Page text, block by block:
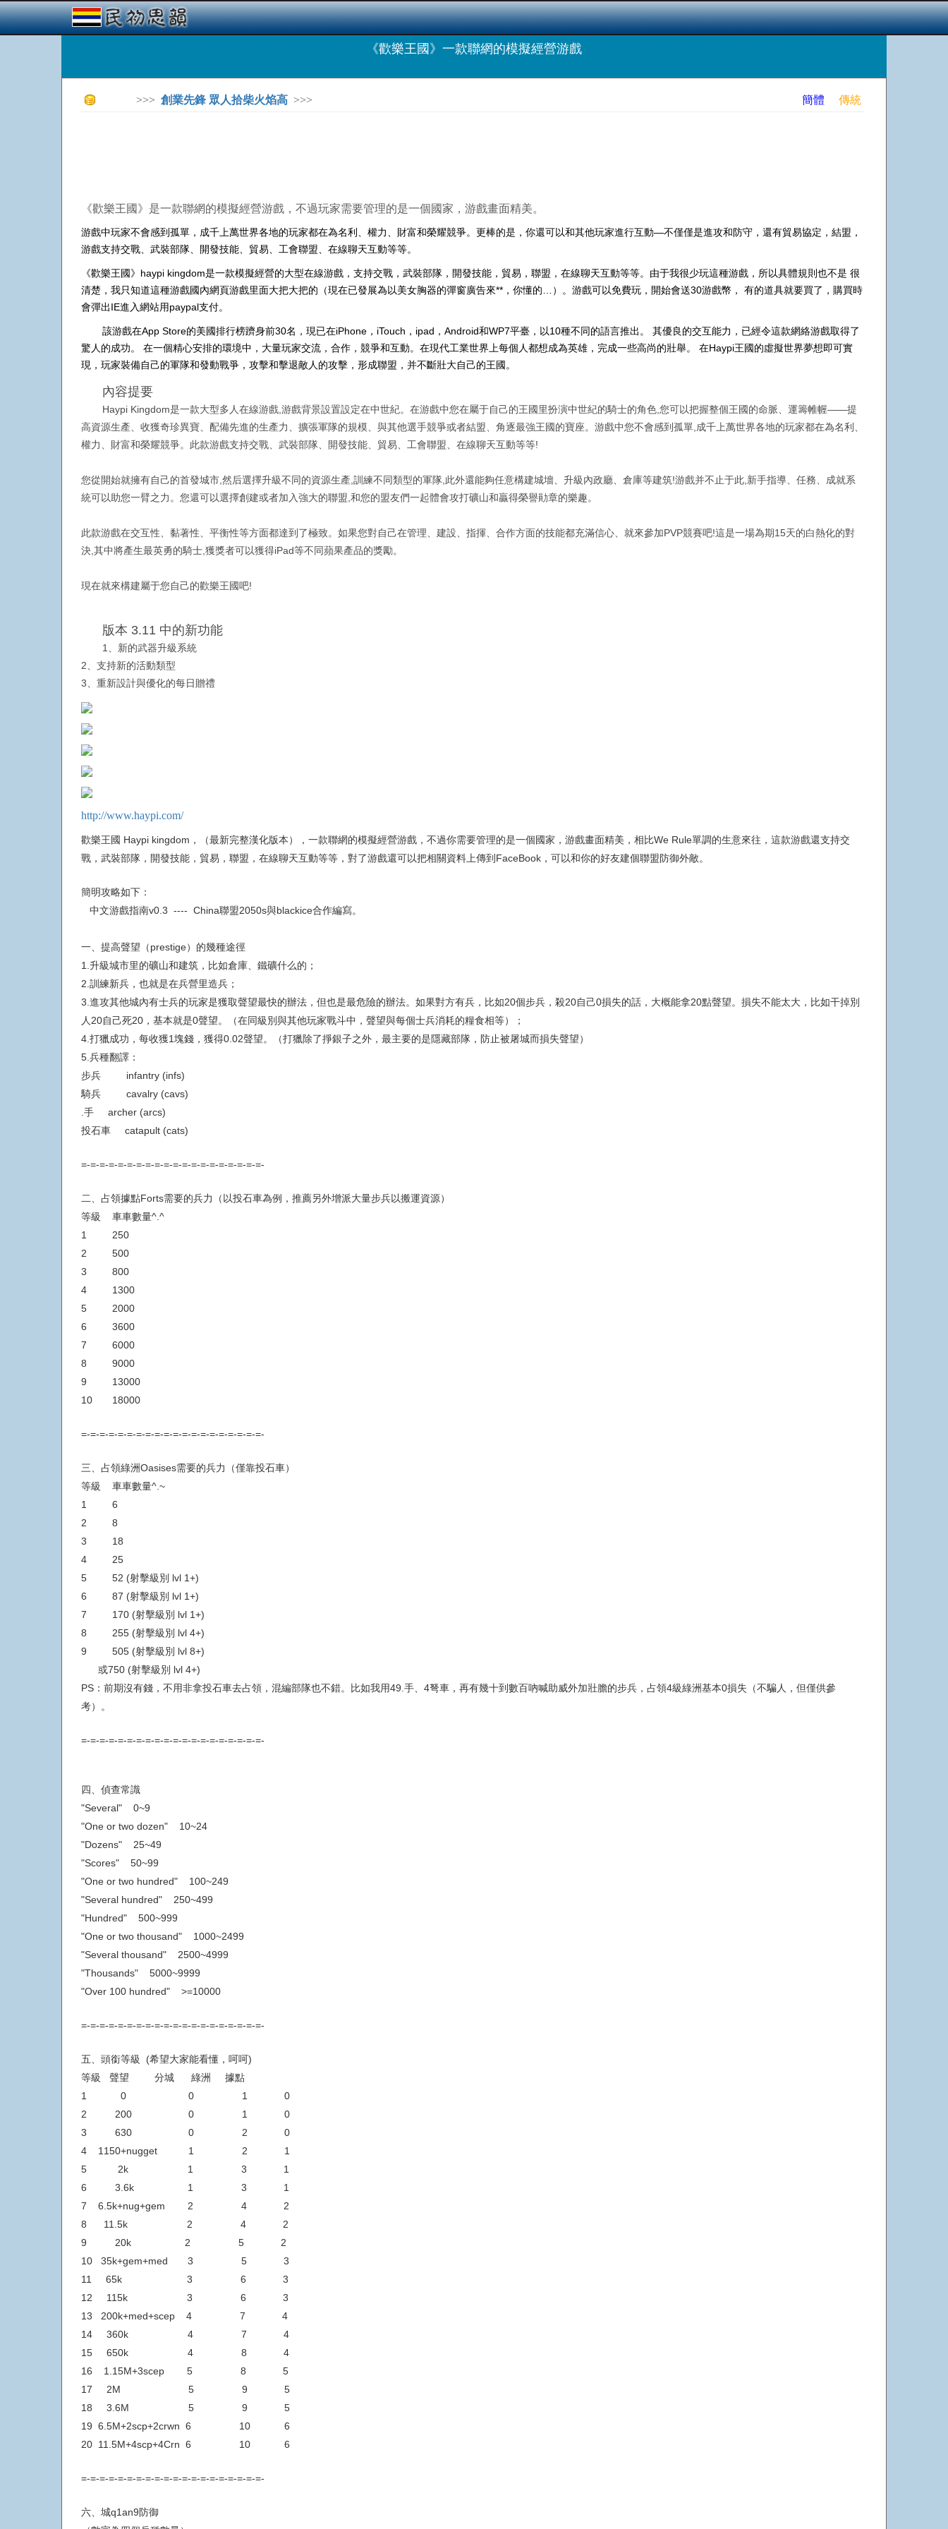
《歡樂王國》一款聯網的模擬經營游戲
>>> 創業先鋒 眾人拾柴火焰高 >>> 簡體 傳統
《歡樂王國》是一款聯網的模擬經營游戲，不過玩家需要管理的是一個國家，游戲畫面精美。
游戲中玩家不會感到孤單，成千上萬世界各地的玩家都在為名利、權力、財富和榮耀競爭。更棒的是，你還可以和其他玩家進行互動—不僅僅是進攻和防守，還有貿易協定，結盟，
游戲支持交戰、武裝部隊、開發技能、貿易、工會聯盟、在線聊天互動等等。
《歡樂王國》haypi kingdom是一款模擬經營的大型在線游戲，支持交戰，武裝部隊，開發技能，貿易，聯盟，在線聊天互動等等。由于我很少玩這種游戲，所以具體規則也不是 很
清楚，我只知道這種游戲國內網頁游戲里面大把大把的（現在已發展為以美女胸器的彈窗廣告來**，你懂的…）。游戲可以免費玩，開始會送30游戲幣， 有的道具就要買了，購買時
會彈出IE進入網站用paypal支付。
該游戲在App Store的美國排行榜躋身前30名，現已在iPhone，iTouch，ipad，Android和WP7平臺，以10種不同的語言推出。 其優良的交互能力，已經令這款網絡游戲取得了
驚人的成功。 在一個精心安排的環境中，大量玩家交流，合作，競爭和互動。在現代工業世界上每個人都想成為英雄，完成一些高尚的壯舉。 在Haypi王國的虛擬世界夢想即可實
現，玩家裝備自己的軍隊和發動戰爭，攻擊和擊退敵人的攻擊，形成聯盟，并不斷壯大自己的王國。
內容提要
Haypi Kingdom是一款大型多人在線游戲,游戲背景設置設定在中世紀。在游戲中您在屬于自己的王國里扮演中世紀的騎士的角色,您可以把握整個王國的命脈、運籌帷幄——提
高資源生產、收獲奇珍異寶、配備先進的生產力、擴張軍隊的規模、與其他選手競爭或者結盟、角逐最強王國的寶座。游戲中您不會感到孤單,成千上萬世界各地的玩家都在為名利、
權力、財富和榮耀競爭。此款游戲支持交戰、武裝部隊、開發技能、貿易、工會聯盟、在線聊天互動等等!
您從開始就擁有自己的首發城市,然后選擇升級不同的資源生產,訓練不同類型的軍隊,此外還能夠任意構建城墻、升級內政廳、倉庫等建筑!游戲并不止于此,新手指導、任務、成就系
統可以助您一臂之力。您還可以選擇創建或者加入強大的聯盟,和您的盟友們一起體會攻打礦山和贏得榮譽勛章的樂趣。
此款游戲在交互性、黏著性、平衡性等方面都達到了極致。如果您對自己在管理、建設、指揮、合作方面的技能都充滿信心、就來參加PVP競賽吧!這是一場為期15天的白熱化的對
決,其中將產生最英勇的騎士,獲獎者可以獲得iPad等不同蘋果產品的獎勵。
現在就來構建屬于您自己的歡樂王國吧!
版本 3.11 中的新功能
1、新的武器升級系統
2、支持新的活動類型
3、重新設計與優化的每日贈禮
http://www.haypi.com/
歡樂王國 Haypi kingdom，（最新完整漢化版本），一款聯網的模擬經營游戲，不過你需要管理的是一個國家，游戲畫面精美，相比We Rule單調的生意來往，這款游戲還支持交
戰，武裝部隊，開發技能，貿易，聯盟，在線聊天互動等等，對了游戲還可以把相關資料上傳到FaceBook，可以和你的好友建個聯盟防御外敵。
簡明攻略如下：
中文游戲指南v0.3 ---- China聯盟2050s與blackice合作編寫。
一、提高聲望（prestige）的幾種途徑
1.升級城市里的礦山和建筑，比如倉庫、鐵礦什么的；
2.訓練新兵，也就是在兵營里造兵；
3.進攻其他城內有士兵的玩家是獲取聲望最快的辦法，但也是最危險的辦法。如果對方有兵，比如20個步兵，殺20自己0損失的話，大概能拿20點聲望。損失不能太大，比如干掉別
人20自己死20，基本就是0聲望。（在同級別與其他玩家戰斗中，聲望與每個士兵消耗的糧食相等）；
4.打獵成功，每收獲1塊錢，獲得0.02聲望。（打獵除了掙銀子之外，最主要的是隱藏部隊，防止被屠城而損失聲望）
5.兵種翻譯：
步兵 infantry (infs)
騎兵 cavalry (cavs)
.手 archer (arcs)
投石車 catapult (cats)
=-=-=-=-=-=-=-=-=-=-=-=-=-=-=-=-=-=-=-=-
二、占領據點Forts需要的兵力（以投石車為例，推薦另外增派大量步兵以搬運資源）
等級 車車數量^.^
1 250
2 500
3 800
4 1300
5 2000
6 3600
7 6000
8 9000
9 13000
10 18000
=-=-=-=-=-=-=-=-=-=-=-=-=-=-=-=-=-=-=-=-
三、占領綠洲Oasises需要的兵力（僅靠投石車）
等級 車車數量^.~
1 6
2 8
3 18
4 25
5 52 (射擊級別 lvl 1+)
6 87 (射擊級別 lvl 1+)
7 170 (射擊級別 lvl 1+)
8 255 (射擊級別 lvl 4+)
9 505 (射擊級別 lvl 8+)
或750 (射擊級別 lvl 4+)
PS：前期沒有錢，不用非拿投石車去占領，混編部隊也不錯。比如我用49.手、4弩車，再有幾十到數百吶喊助威外加壯膽的步兵，占領4級綠洲基本0損失（不騙人，但僅供參
考）。
=-=-=-=-=-=-=-=-=-=-=-=-=-=-=-=-=-=-=-=-
四、偵查常識
"Several" 0~9
"One or two dozen" 10~24
"Dozens" 25~49
"Scores" 50~99
"One or two hundred" 100~249
"Several hundred" 250~499
"Hundred" 500~999
"One or two thousand" 1000~2499
"Several thousand" 2500~4999
"Thousands" 5000~9999
"Over 100 hundred" >=10000
=-=-=-=-=-=-=-=-=-=-=-=-=-=-=-=-=-=-=-=-
五、頭銜等級 (希望大家能看懂，呵呵)
等級 聲望 分城 綠洲 據點
1 0 0 1 0
2 200 0 1 0
3 630 0 2 0
4 1150+nugget 1 2 1
5 2k 1 3 1
6 3.6k 1 3 1
7 6.5k+nug+gem 2 4 2
8 11.5k 2 4 2
9 20k 2 5 2
10 35k+gem+med 3 5 3
11 65k 3 6 3
12 115k 3 6 3
13 200k+med+scep 4 7 4
14 360k 4 7 4
15 650k 4 8 4
16 1.15M+3scep 5 8 5
17 2M 5 9 5
18 3.6M 5 9 5
19 6.5M+2scp+2crwn 6 10 6
20 11.5M+4scp+4Crn 6 10 6
=-=-=-=-=-=-=-=-=-=-=-=-=-=-=-=-=-=-=-=-
六、城q1an9防御